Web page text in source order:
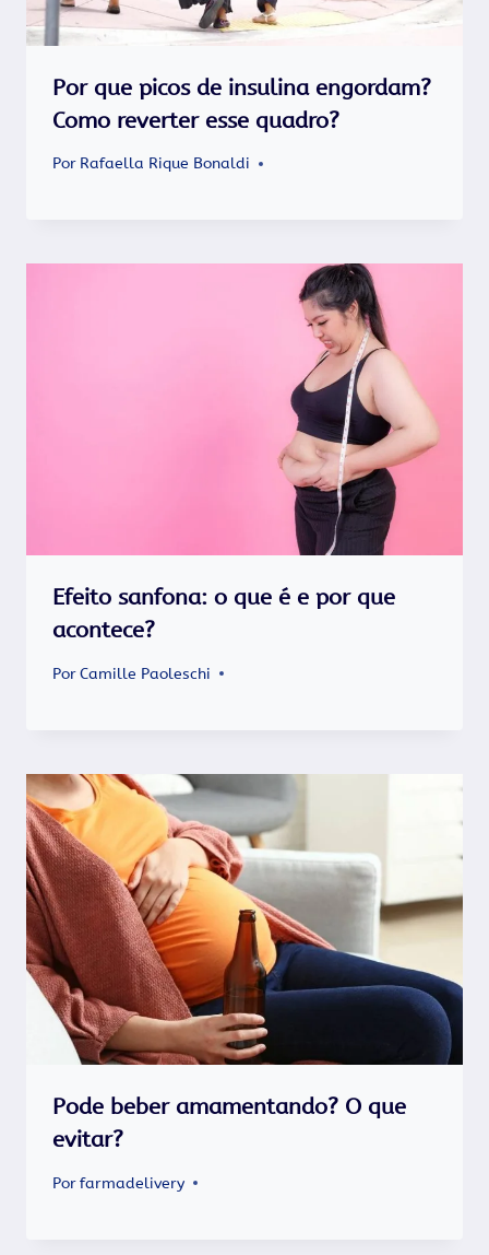
Por que picos de insulina engordam?
Como reverter esse quadro?
Por Rafaella Rique Bonaldi
Efeito sanfona: o que é e por que
acontece?
PorCamille Paoleschi
Pode beber amamentando? O que
evitar?
Porfarmadelivery